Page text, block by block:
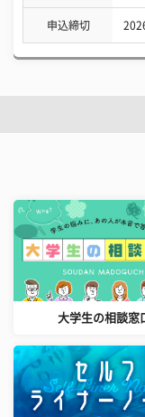
申込締切
大学生の相談窓